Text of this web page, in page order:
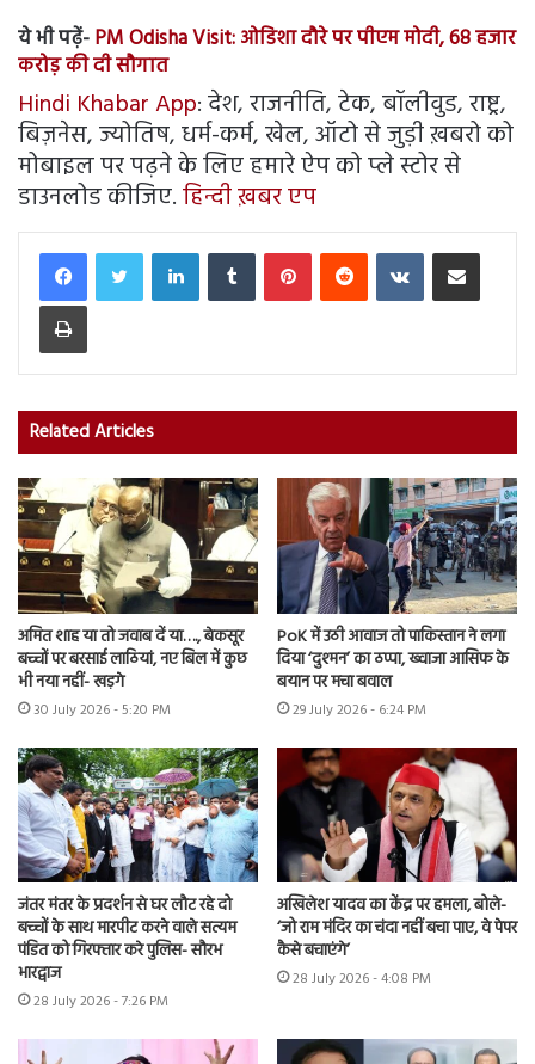
ये भी पढ़ें-PM Odisha Visit: ओडिशा दौरे पर पीएम मोदी, 68 हजार
करोड़ की दी सौगात
Hindi Khabar App: देश, राजनीति, टेक, बॉलीवुड, राष्ट्र,
बिज़नेस, ज्योतिष, धर्म-कर्म, खेल, ऑटो से जुड़ी ख़बरो को
मोबाइल पर पढ़ने के लिए हमारे ऐप को प्ले स्टोर से
डाउनलोड कीजिए.हिन्दी ख़बर एप
LinkedInTumblr PinterestReddit VKontakteShare via Email
Print
Related Articles
अमित शाह या तो जवाब दें या…., बेकसूर
बच्चों पर बरसाई लाठियां, नए बिल में कुछ
भी नया नहीं- खड़गे
30 July 2026 - 5:20 PM
PoK में उठी आवाज तो पाकिस्तान ने लगा
दिया ‘दुश्मन’ का ठप्पा, ख्वाजा आसिफ के
बयान पर मचा बवाल
29 July 2026 - 6:24 PM
जंतर मंतर के प्रदर्शन से घर लौट रहे दो
बच्चों के साथ मारपीट करने वाले सत्यम
पंडित को गिरफ्तार करे पुलिस- सौरभ
भारद्वाज
28 July 2026 - 7:26 PM
अखिलेश यादव का केंद्र पर हमला, बोले-
‘जो राम मंदिर का चंदा नहीं बचा पाए, वे पेपर
कैसे बचाएंगे’
28 July 2026 - 4:08 PM